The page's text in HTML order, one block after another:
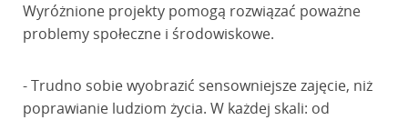
Wyróżnione projekty pomogą rozwiązać poważne
problemy społeczne i środowiskowe.
- Trudno sobie wyobrazić sensowniejsze zajęcie, niż
poprawianie ludziom życia. W każdej skali: od